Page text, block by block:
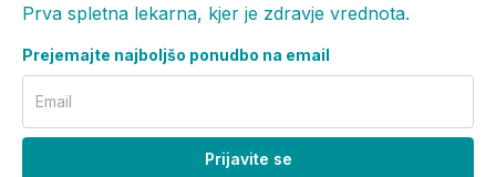
Prva spletna lekarna, kjer je zdravje vrednota.
Prejemajte najboljšo ponudbo na email
Email
Prijavite se